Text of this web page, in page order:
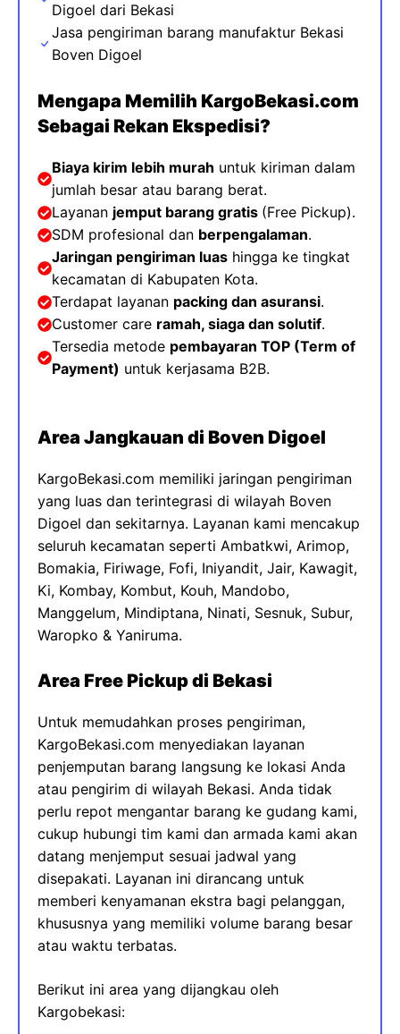
Digoel dari Bekasi
Jasa pengiriman barang manufaktur Bekasi
Boven Digoel
Mengapa Memilih KargoBekasi.com
Sebagai Rekan Ekspedisi?
Biaya kirim lebih murah untuk kiriman dalam
jumlah besar atau barang berat.
Layanan jemput barang gratis (Free Pickup).
SDM profesional dan berpengalaman.
Jaringan pengiriman luas hingga ke tingkat
kecamatan di Kabupaten Kota.
Terdapat layanan packing dan asuransi.
Customer care ramah, siaga dan solutif.
Tersedia metode pembayaran TOP (Term of
Payment) untuk kerjasama B2B.
Area Jangkauan di Boven Digoel
KargoBekasi.com memiliki jaringan pengiriman
yang luas dan terintegrasi di wilayah Boven
Digoel dan sekitarnya. Layanan kami mencakup
seluruh kecamatan seperti Ambatkwi, Arimop,
Bomakia, Firiwage, Fofi, Iniyandit, Jair, Kawagit,
Ki, Kombay, Kombut, Kouh, Mandobo,
Manggelum, Mindiptana, Ninati, Sesnuk, Subur,
Waropko & Yaniruma.
Area Free Pickup di Bekasi
Untuk memudahkan proses pengiriman,
KargoBekasi.com menyediakan layanan
penjemputan barang langsung ke lokasi Anda
atau pengirim di wilayah Bekasi. Anda tidak
perlu repot mengantar barang ke gudang kami,
cukup hubungi tim kami dan armada kami akan
datang menjemput sesuai jadwal yang
disepakati. Layanan ini dirancang untuk
memberi kenyamanan ekstra bagi pelanggan,
khususnya yang memiliki volume barang besar
atau waktu terbatas.
Berikut ini area yang dijangkau oleh
Kargobekasi: